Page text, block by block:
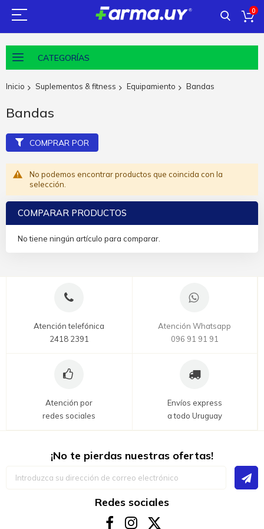
0
CATEGORÍAS
Inicio Suplementos & fitness Equipamiento Bandas
Bandas
No podemos encontrar productos que coincida con la
selección.
COMPRAR POR
COMPARAR PRODUCTOS
No tiene ningún artículo para comparar.
Atención telefónica
2418 2391
Atención Whatsapp
096 91 91 91
Atención por
redes sociales
Envíos express
a todo Uruguay
¡No te pierdas nuestras ofertas!
Redes sociales